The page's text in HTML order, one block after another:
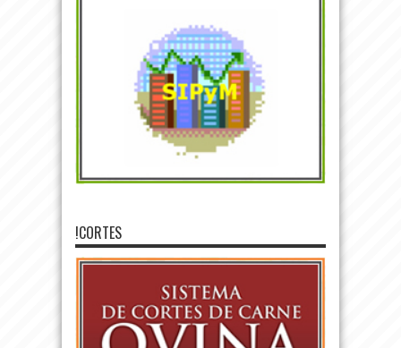
!CORTES